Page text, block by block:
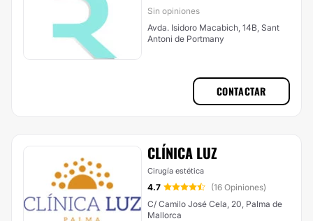
Sin opiniones
Avda. Isidoro Macabich, 14B, Sant
Antoni de Portmany
CONTACTAR
CLÍNICA LUZ
Cirugía estética
4.7
(16 Opiniones)
C/ Camilo José Cela, 20, Palma de
Mallorca